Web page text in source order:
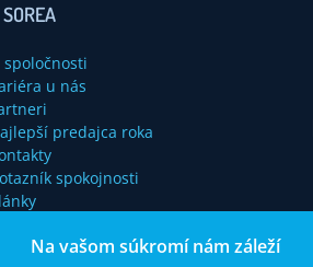
SOREA
spoločnosti
u nás
predajca roka
spokojnosti
Na vašom súkromí nám záleží